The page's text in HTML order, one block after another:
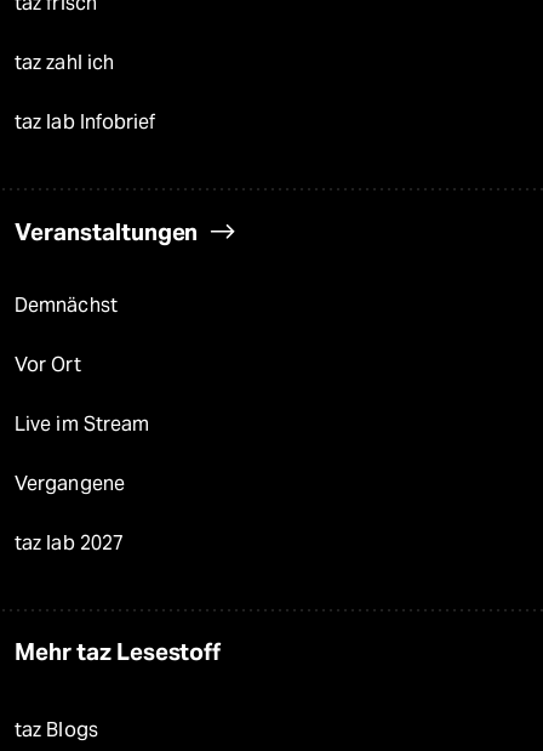
taz zahl ich
taz lab Infobrief
Veranstaltungen
Demnächst
Vor Ort
Live im Stream
Vergangene
taz lab 2027
Mehr taz Lesestoff
taz Blogs